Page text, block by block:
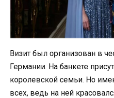
Визит был организован в
Германии. На банкете
королевской семьи. Но
всех, ведь на ней